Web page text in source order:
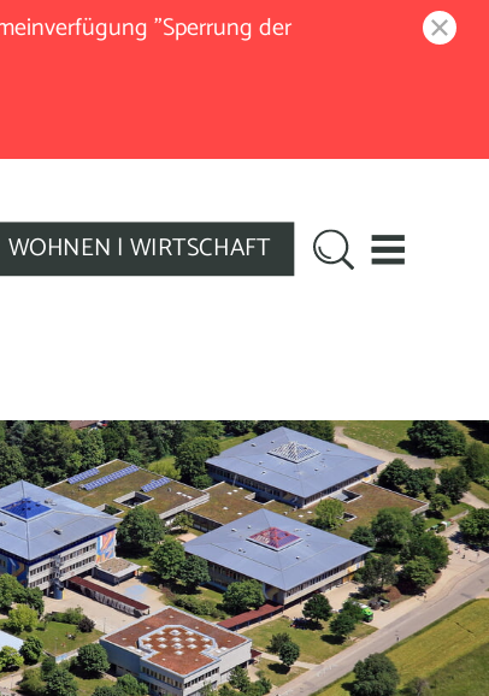
"Sperrung der
WOHNEN | WIRTSCHAFT